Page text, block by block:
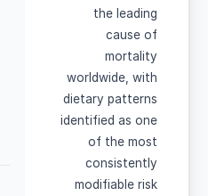
[Lopez, 2025]
[Romero, 2024]
the leading
cause of
mortality
worldwide, with
dietary patterns
identified as one
of the most
consistently
modifiable risk